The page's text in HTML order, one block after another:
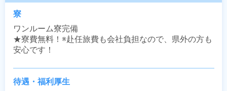
寮
ワンルーム寮完備
★寮費無料！※赴任旅費も会社負担なので、県外の方も
安心です！
待遇・福利厚生